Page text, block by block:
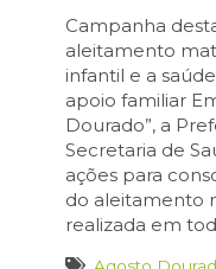
Campanha
aleitamento
infantil e a
apoio familiar
Dourado”, a
Secretaria de
ações para
do aleitamento
realizada em